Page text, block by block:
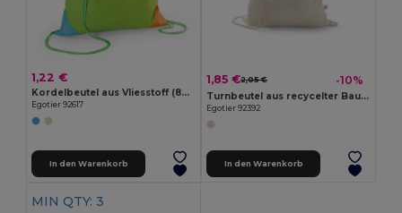
1,22 €
Kordelbeutel aus Vliesstoff (80 g/m²)
Egotier 92617
In den Warenkorb
1,85 €2,05 € -10%
Turnbeutel aus recycelter Baumwolle (70%) und Polyester (30% rPET) (150 g/m²)
Egotier 92392
In den Warenkorb
MIN QTY: 3